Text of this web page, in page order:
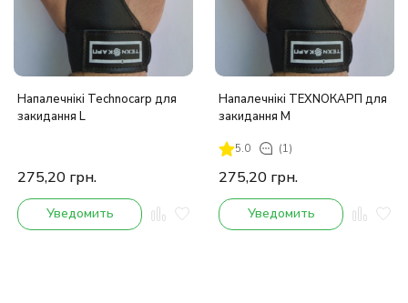
Напалечнікі Technocarp для
закидання L
275,20 грн.
Уведомить
Напалечнікі ТЕХNОКАРП для
закидання M
5.0 (1)
275,20 грн.
Уведомить